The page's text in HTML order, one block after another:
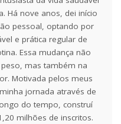
Há nove anos, dei início
pessoal, optando por
e prática regular de
Essa mudança não
mas também na
Motivada pelos meus
jornada através de
do tempo, construí
milhões de inscritos.